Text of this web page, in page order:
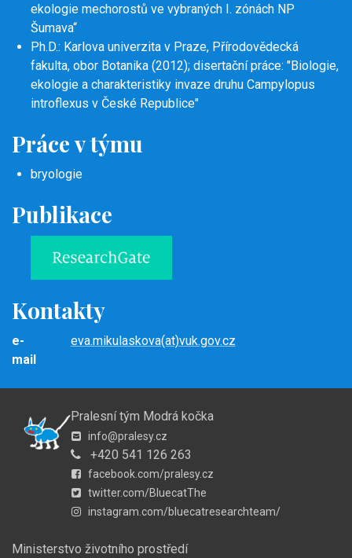
ekologie mechorostů ve vybraných I. zónách NP
Šumava“
Ph.D.: Karlova univerzita v Praze, Přírodovědecká
fakulta, obor Botanika (2012); disertační práce: "Biologie,
ekologie a charakteristiky invaze druhu Campylopus
introflexus v České Republice"
Práce v týmu
bryologie
Publikace
Kontakty
e-
mail
eva.mikulaskova(at)vuk.gov.cz
Pralesní tým Modrá kočka
info@pralesy.cz
+420 541 126 263
facebook.com/pralesy.cz
twitter.com/BluecatThe
instagram.com/bluecatresearchteam/
Ministerstvo životního prostředí